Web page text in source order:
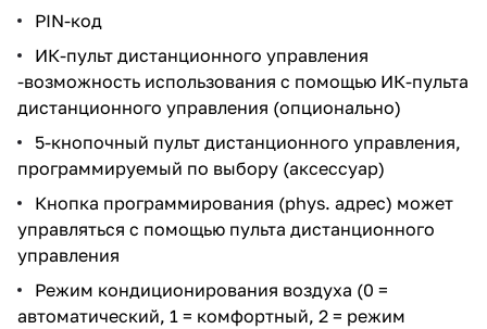
PIN-код
ИК-пульт дистанционного управления
-возможность использования с помощью ИК-пульта
дистанционного управления (опционально)
5-кнопочный пульт дистанционного управления,
программируемый по выбору (аксессуар)
Кнопка программирования (phys. адрес) может
управляться с помощью пульта дистанционного
управления
Режим кондиционирования воздуха (0 =
автоматический, 1 = комфортный, 2 = режим